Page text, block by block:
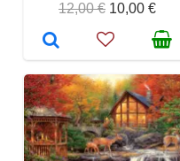
12,00 € 10,00 €